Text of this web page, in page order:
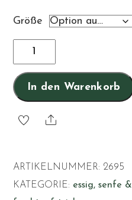
Größe
Marillen
Essig
MengeIn den Warenkorb
Share
ARTIKELNUMMER: 2695
KATEGORIE: essig, senfe &